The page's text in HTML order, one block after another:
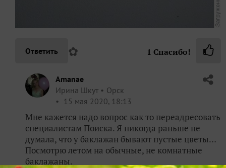
Ответить ✿ 1 Спасибо!
Amanae
Ирина Шкут
Орск
15 мая 2020, 18:13
Мне кажется надо вопрос как то переадресовать
специалистам Поиска. Я никогда раньше не
думала, что у баклажан бывают пустые цветы…
Посмотрю летом на обычные, не комнатные
баклажаны.